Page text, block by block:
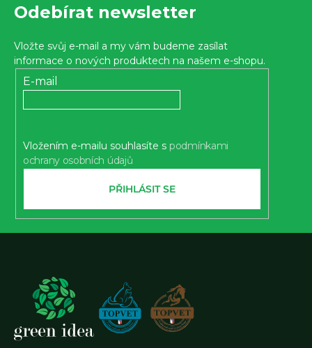
Odebírat newsletter
Vložte svůj e-mail a my vám budeme zasílat
informace o nových produktech na našem e-shopu.
E-mail
Vložením e-mailu souhlasíte s podmínkami
ochrany osobních údajů
PŘIHLÁSIT SE